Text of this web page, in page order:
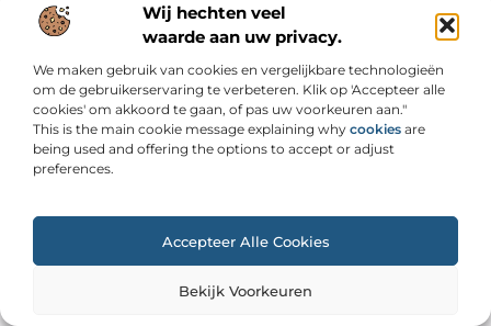
Wij hechten veel
waarde aan uw privacy.
We maken gebruik van cookies en vergelijkbare technologieën
om de gebruikerservaring te verbeteren. Klik op 'Accepteer alle
cookies' om akkoord te gaan, of pas uw voorkeuren aan."
This is the main cookie message explaining why cookies are
being used and offering the options to accept or adjust
preferences.
Accepteer Alle Cookies
Bekijk Voorkeuren
Oldenzaal
WINKELEN
Praktijkonderwijs in Kerkrade: Een gids